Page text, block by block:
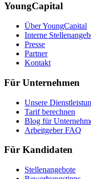
YoungCapital
Über YoungCapital
Interne
Presse
Partner
Kontakt
Für Unternehmen
Unsere
Tarif berechnen
Blog für
Arbeitgeber FAQ
Für Kandidaten
Stellenangebote